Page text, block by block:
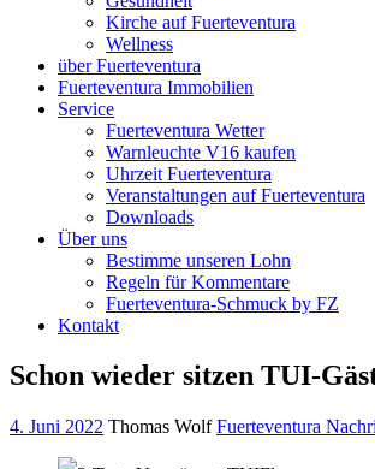
Kirche auf Fuerteventura
Wellness
über Fuerteventura
Fuerteventura Immobilien
Service
Fuerteventura Wetter
Warnleuchte V16 kaufen
Uhrzeit Fuerteventura
Veranstaltungen auf Fuerteventura
Downloads
Über uns
Bestimme unseren Lohn
Regeln für Kommentare
Fuerteventura-Schmuck by FZ
Kontakt
Schon wieder sitzen TUI-
4. Juni 2022 Thomas Wolf Fuerteventura